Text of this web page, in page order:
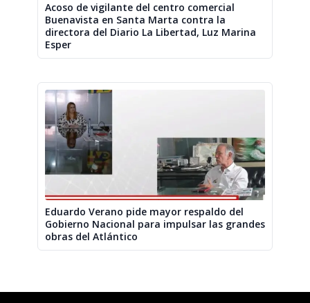
Acoso de vigilante del centro comercial
Buenavista en Santa Marta contra la
directora del Diario La Libertad, Luz Marina
Esper
Eduardo Verano pide mayor respaldo del
Gobierno Nacional para impulsar las grandes
obras del Atlántico